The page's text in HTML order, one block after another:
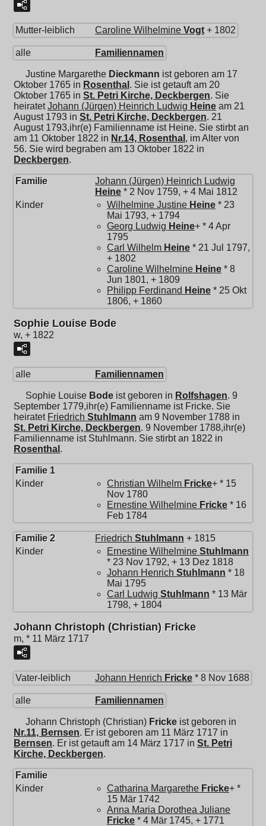
Mutter-leiblich Caroline Wilhelmine Vogt + 1802
alle Familiennamen
Justine Margarethe Dieckmann ist geboren am 17
Oktober 1765 in Rosenthal . Sie ist getauft am 20
Oktober 1765 in St. Petri Kirche, Deckbergen. Sie
heiratetJohann (Jürgen) Heinrich Ludwig Heine am 21
August 1793 in St. Petri Kirche, Deckbergen. 21
August 1793,ihr(e) Familienname ist Heine. Sie stirbt an
am 11 Oktober 1822 in Nr.14, Rosenthal , im Alter von
56. Sie wird begraben am 13 Oktober 1822 in
Deckbergen.
Familie
Johann (Jürgen) Heinrich Ludwig
Heine * 2 Nov 1759, + 4 Mai 1812
Kinder
Wilhelmine Justine Heine * 23
Mai 1793, + 1794
Georg Ludwig Heine+ * 4 Apr
1795
Carl Wilhelm Heine * 21 Jul 1797,
+ 1802
Caroline Wilhelmine Heine * 8
Jun 1801, + 1809
Philipp Ferdinand Heine * 25 Okt
1806, + 1860
Sophie Louise Bode
w, + 1822
alle Familiennamen
Sophie Louise Bode ist geboren in Rolfshagen. 9
September 1779,ihr(e) Familienname ist Fricke. Sie
heiratet Friedrich Stuhlmann am 9 November 1788 in
St. Petri Kirche, Deckbergen. 9 November 1788,ihr(e)
Familienname ist Stuhlmann. Sie stirbt an 1822 in
Rosenthal .
Familie 1
Kinder
Christian Wilhelm Fricke+ * 15
Nov 1780
Ernestine Wilhelmine Fricke * 16
Feb 1784
Familie 2 Friedrich Stuhlmann + 1815
Kinder
Ernestine Wilhelmine Stuhlmann
* 23 Nov 1792, + 13 Dez 1818
Johann Henrich Stuhlmann * 18
Mai 1795
Carl Ludwig Stuhlmann * 13 Mär
1798, + 1804
Johann Christoph (Christian) Fricke
m, * 11 März 1717
Vater-leiblich Johann Henrich Fricke * 8 Nov 1688
alle Familiennamen
Johann Christoph (Christian) Fricke ist geboren in
Nr.11, Bernsen. Er ist geboren am 11 März 1717 in
Bernsen. Er ist getauft am 14 März 1717 in St. Petri
Kirche, Deckbergen.
Familie
Kinder
Catharina Margarethe Fricke+ *
15 Mär 1742
Anna Maria Dorothea Juliane
Fricke * 4 Mär 1745, + 1771